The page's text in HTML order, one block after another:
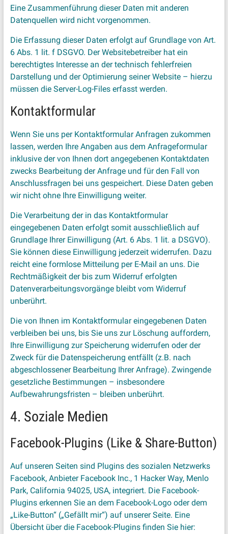
Eine Zusammenführung dieser Daten mit anderen
Datenquellen wird nicht vorgenommen.
Die Erfassung dieser Daten erfolgt auf Grundlage von Art.
6 Abs. 1 lit. f DSGVO. Der Websitebetreiber hat ein
berechtigtes Interesse an der technisch fehlerfreien
Darstellung und der Optimierung seiner Website – hierzu
müssen die Server-Log-Files erfasst werden.
Kontaktformular
Wenn Sie uns per Kontaktformular Anfragen zukommen
lassen, werden Ihre Angaben aus dem Anfrageformular
inklusive der von Ihnen dort angegebenen Kontaktdaten
zwecks Bearbeitung der Anfrage und für den Fall von
Anschlussfragen bei uns gespeichert. Diese Daten geben
wir nicht ohne Ihre Einwilligung weiter.
Die Verarbeitung der in das Kontaktformular
eingegebenen Daten erfolgt somit ausschließlich auf
Grundlage Ihrer Einwilligung (Art. 6 Abs. 1 lit. a DSGVO).
Sie können diese Einwilligung jederzeit widerrufen. Dazu
reicht eine formlose Mitteilung per E-Mail an uns. Die
Rechtmäßigkeit der bis zum Widerruf erfolgten
Datenverarbeitungsvorgänge bleibt vom Widerruf
unberührt.
Die von Ihnen im Kontaktformular eingegebenen Daten
verbleiben bei uns, bis Sie uns zur Löschung auffordern,
Ihre Einwilligung zur Speicherung widerrufen oder der
Zweck für die Datenspeicherung entfällt (z.B. nach
abgeschlossener Bearbeitung Ihrer Anfrage). Zwingende
gesetzliche Bestimmungen – insbesondere
Aufbewahrungsfristen – bleiben unberührt.
4. Soziale Medien
Facebook-Plugins (Like & Share-Button)
Auf unseren Seiten sind Plugins des sozialen Netzwerks
Facebook, Anbieter Facebook Inc., 1 Hacker Way, Menlo
Park, California 94025, USA, integriert. Die Facebook-
Plugins erkennen Sie an dem Facebook-Logo oder dem
„Like-Button“ („Gefällt mir“) auf unserer Seite. Eine
Übersicht über die Facebook-Plugins finden Sie hier: